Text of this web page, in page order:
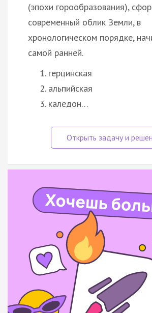
(эпохи горообразования),
современный облик Земли, в
хронологическом порядке,
самой ранней.
герцинская
альпийская
каледон…